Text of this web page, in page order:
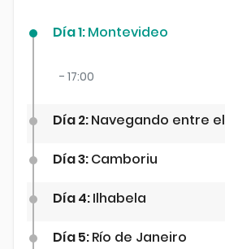
Día 1:Montevideo
- 17:00
Día 2:Navegando entre
Día 3:Camboriu
Día 4:Ilhabela
Día 5:Río de Janeiro